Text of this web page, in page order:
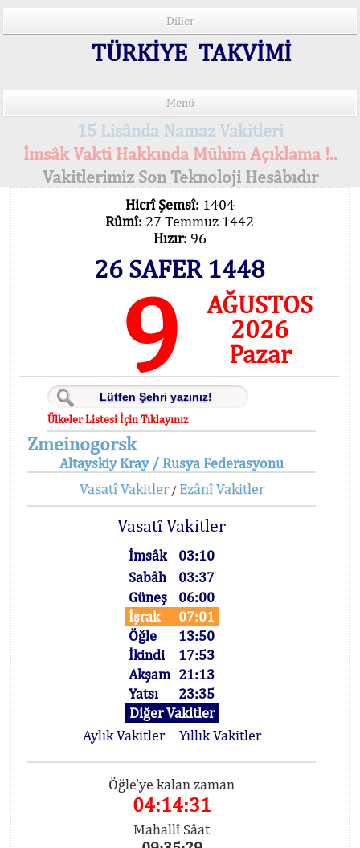
Diller
TÜRKİYE TAKVİMİ
Menü
15 Lisânda Namaz Vakitleri
İmsâk Vakti Hakkında Mühim Açıklama !..
Vakitlerimiz Son Teknoloji Hesâbıdır
Hicrî Şemsî: 1404
Rûmî: 27 Temmuz 1442
Hızır: 96
26 SAFER 1448
9
AĞUSTOS
2026
Pazar
Ülkeler Listesi İçin Tıklayınız
Zmeinogorsk
Altayskiy Kray / Rusya Federasyonu
Vasatî Vakitler/ Ezânî Vakitler
Vasatî Vakitler
İmsâk
03:10
Sabâh
03:37
Güneş
06:00
İşrak
07:01
Öğle
13:50
İkindi
17:53
Akşam 21:13
Yatsı
23:35
Diğer Vakitler
Aylık Vakitler
Yıllık Vakitler
Öğle'ye kalan zaman
04:14:31
Mahallî Sâat